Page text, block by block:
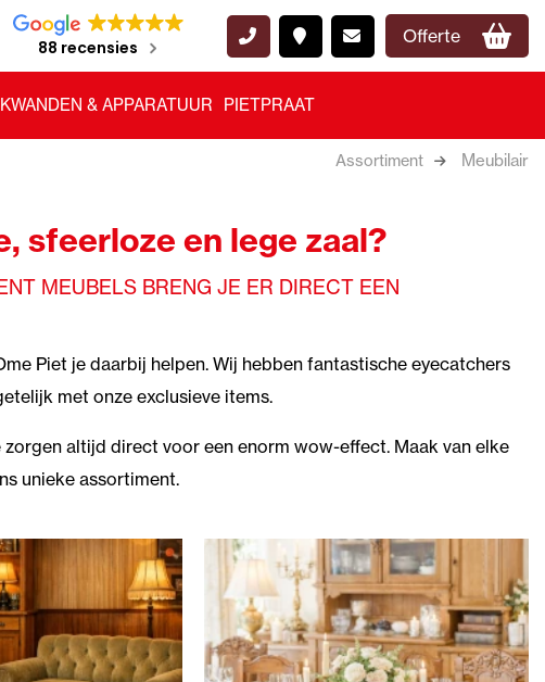
88 recensies
Offerte
& APPARATUUR PIETPRAAT
Assortiment Meubilair
sfeerloze en lege zaal?
MEUBELS BRENG JE ER DIRECT EEN
Piet je daarbij helpen. Wij hebben fantastische eyecatchers
met onze exclusieve items.
altijd direct voor een enorm wow-effect. Maak van elke
unieke assortiment.